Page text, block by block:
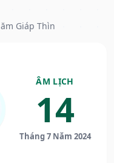
Giáp Thìn
ÂM LỊCH
14
Tháng 7 Năm 2024